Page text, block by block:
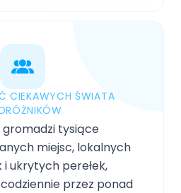
CIEKAWYCH ŚWIATA
gromadzi tysiące
miejsc, lokalnych
i ukrytych perełek,
przez ponad